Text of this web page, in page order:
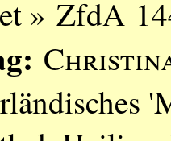
» ZfdA